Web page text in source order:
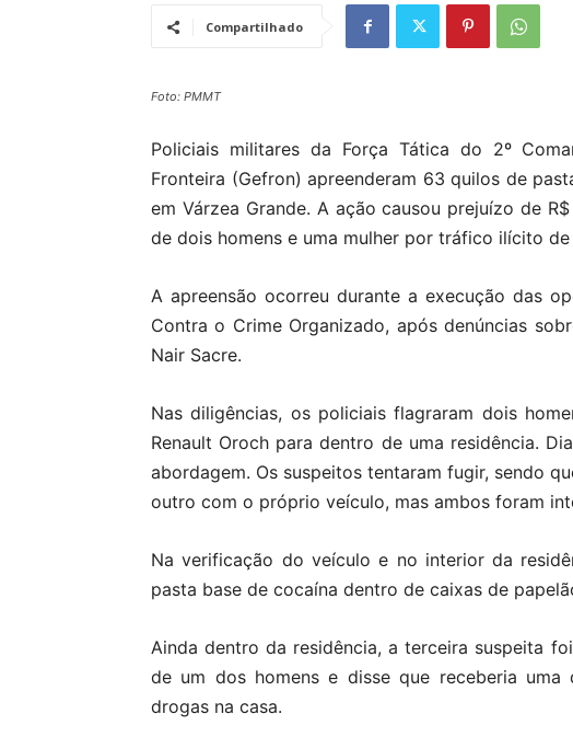
Compartilhado
Foto: PMMT
Policiais militares da Força Tática do 2º
Fronteira (Gefron) apreenderam 63 quilos de
em Várzea Grande. A ação causou prejuízo de
de dois homens e uma mulher por tráfico ilícito
A apreensão ocorreu durante a execução das
Contra o Crime Organizado, após denúncias
Nair Sacre.
Nas diligências, os policiais flagraram dois
Renault Oroch para dentro de uma residência.
abordagem. Os suspeitos tentaram fugir, sendo
outro com o próprio veículo, mas ambos foram
Na verificação do veículo e no interior da
pasta base de cocaína dentro de caixas de
Ainda dentro da residência, a terceira suspeita
de um dos homens e disse que receberia uma
drogas na casa.